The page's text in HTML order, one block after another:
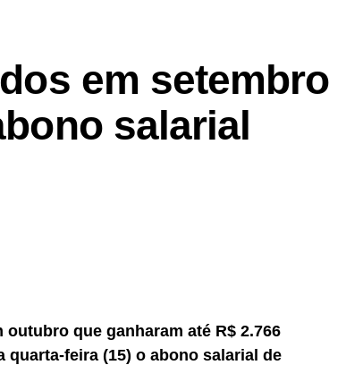
em setembro
salarial
que ganharam até R$ 2.766
quarta-feira (15) o abono salarial de